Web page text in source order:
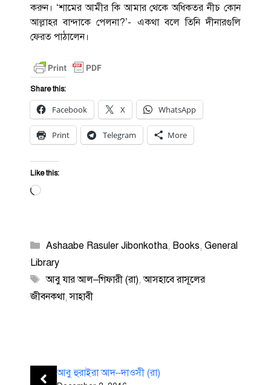
করুন। ‘শামের আমীর কি আমার থেকে অধিকতর নীচ কোন
আল্লাহর বান্দাকে পেলনা?’- একথা বলে তিনি দীনারগুলি
ফেরত পাঠালেন।
Share this:
Facebook X WhatsApp
Print Telegram More
Like this:
Loading…
Categories
Ashaabe Rasuler Jibonkotha, Books, General
Library
Tags
আবু যার আল–গিফারী (রা),আসহাবে রাসূলের
জীবনকথা,সাহাবী
আবু হুরাইরা আদ–দাওসী (রা)